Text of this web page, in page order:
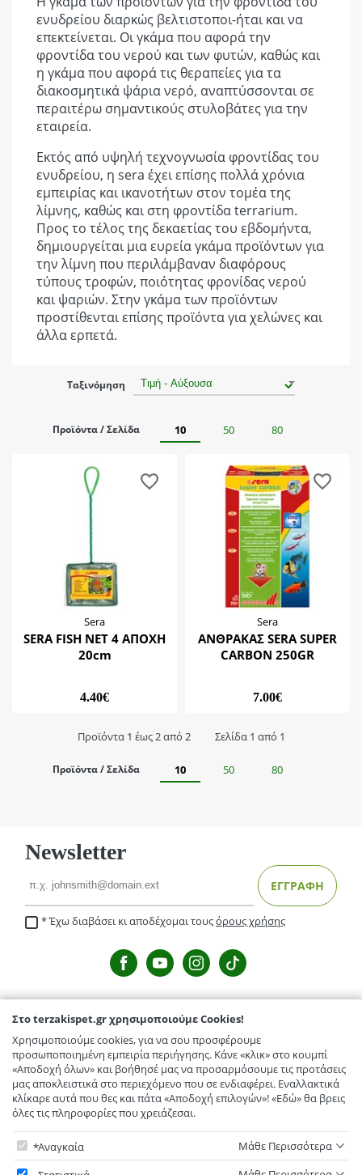
ενυδρείου διαρκώς βελτιστοποι-ήται και να
επεκτείνεται. Οι γκάμα που αφορά την
φροντίδα του νερού και των φυτών, καθώς και
η γκάμα που αφορά τις θεραπείες για τα
διακοσμητικά ψάρια νερό, αναπτύσσονται σε
περαιτέρω σημαντικούς στυλοβάτες για την
εταιρεία.
Εκτός από υψηλή τεχνογνωσία φροντίδας του
ενυδρείου, η sera έχει επίσης πολλά χρόνια
εμπειρίας και ικανοτήτων στον τομέα της
λίμνης, καθώς και στη φροντίδα terrarium.
Προς το τέλος της δεκαετίας του εβδομήντα,
δημιουργείται μια ευρεία γκάμα προϊόντων για
την λίμνη που περιλάμβαναν διαφόρους
τύπους τροφών, ποιότητας φρονίδας νερού
και ψαριών. Στην γκάμα των προϊόντων
προστίθενται επίσης προϊόντα για χελώνες και
άλλα ερπετά.
Ταξινόμηση
Προϊόντα / Σελίδα 10 50 80
Sera
SERA FISH NET 4 ΑΠΟΧΗ
20cm
4.40€
Sera
ΑΝΘΡΑΚΑΣ SERA SUPER
CARBON 250GR
7.00€
Προϊόντα 1 έως 2 από 2 Σελίδα 1 από 1
Προϊόντα / Σελίδα 10 50 80
Newsletter
ΕΓΓΡΑΦΗ
Έχω διαβάσει κι αποδέχομαι τουςόρους χρήσης
TERZAKISPET.GR
Μενέλαου Παρλαμά 32,Γιόφυρος
Κόμβος Γαζίου-Κρουσώνα, Γάζι
Ελευθερίου Βενιζέλου 56, Αρκαλοχώρι
Κόμβος Πεζών , Πεζά
ΕΞΥΠΗΡΕΤΗΣΗ ΠΕΛΑΤΩΝ
Τρόποι Αποστολής / Μεταφορικά
Επιστροφές προϊόντων
Συχνές ερωτήσεις
Όροι χρήσης
TERZAKISPET.GR
Εταιρικό προφίλ
Επικοινωνία
Στο terzakispet.gr χρησιμοποιούμε Cookies!
Χρησιμοποιούμε cookies, για να σου προσφέρουμε
προσωποποιημένη εμπειρία περιήγησης. Κάνε «κλικ» στο κουμπί
«Αποδοχή όλων» και βοήθησέ μας να προσαρμόσουμε τις προτάσεις
μας αποκλειστικά στο περιεχόμενο που σε ενδιαφέρει. Εναλλακτικά
κλίκαρε αυτά που θες και πάτα «Αποδοχή επιλογών»! «Εδώ» θα βρεις
όλες τις πληροφορίες που χρειάζεσαι.
Στο terzakispet.gr χρησιμοποιούμε Cookies!
Αναγκαία Μάθε Περισσότερα
Υποχρεωτικά - δεν μπορείτε να μην επιλέξετε. Τα απαραίτητα cookies